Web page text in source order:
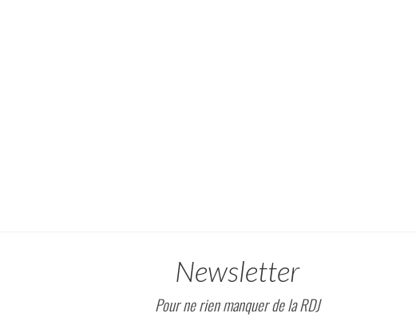
Newsletter
Pour ne rien manquer de la RDJ